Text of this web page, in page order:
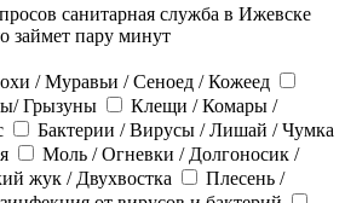
санитарная служба в Ижевске
займет пару минут
/ Муравьи / Сеноед / Кожеед
Грызуны
Клещи / Комары /
Бактерии / Вирусы / Лишай / Чумка
Моль / Огневки / Долгоносик /
жук / Двухвостка
Плесень /